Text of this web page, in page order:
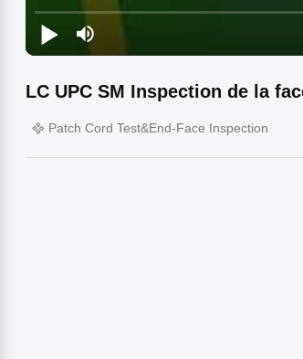
LC UPC SM Inspection de la
Patch Cord Test&End-Face Inspection